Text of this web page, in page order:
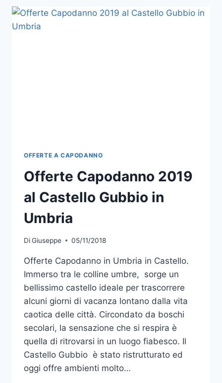
ASSISI
OFFERTE A CAPODANNO
Offerte Capodanno 2019
al Castello Gubbio in
Umbria
DiGiuseppe 05/11/2018
Offerte Capodanno in Umbria in Castello.
Immerso tra le colline umbre, sorge un
bellissimo castello ideale per trascorrere
alcuni giorni di vacanza lontano dalla vita
caotica delle città. Circondato da boschi
secolari, la sensazione che si respira è
quella di ritrovarsi in un luogo fiabesco. Il
Castello Gubbio è stato ristrutturato ed
oggi offre ambienti molto…